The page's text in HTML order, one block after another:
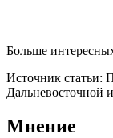
Больше
Источник статьи:
Дальневосточной
Мнение